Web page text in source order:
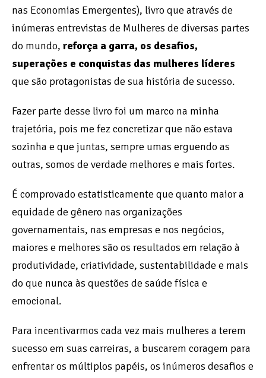
nas Economias Emergentes), livro que através de
inúmeras entrevistas de Mulheres de diversas partes
do mundo, reforça a garra, os desafios,
superações e conquistas das mulheres líderes
que são protagonistas de sua história de sucesso.
Fazer parte desse livro foi um marco na minha
trajetória, pois me fez concretizar que não estava
sozinha e que juntas, sempre umas erguendo as
outras, somos de verdade melhores e mais fortes.
É comprovado estatisticamente que quanto maior a
equidade de gênero nas organizações
governamentais, nas empresas e nos negócios,
maiores e melhores são os resultados em relação à
produtividade, criatividade, sustentabilidade e mais
do que nunca às questões de saúde física e
emocional.
Para incentivarmos cada vez mais mulheres a terem
sucesso em suas carreiras, a buscarem coragem para
enfrentar os múltiplos papéis, os inúmeros desafios e